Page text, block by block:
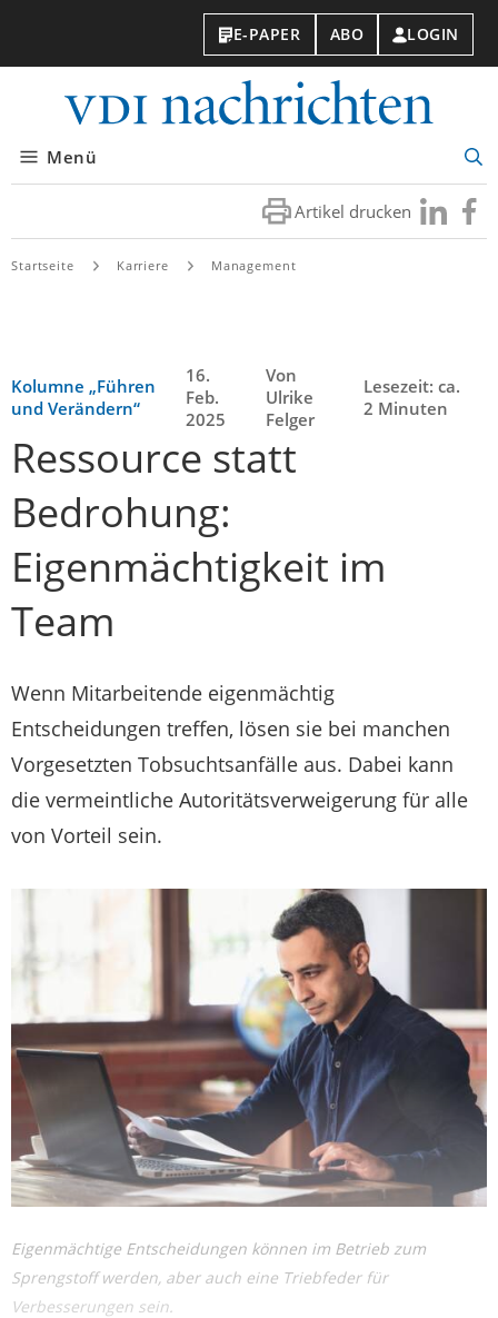
E-PAPER ABO LOGIN
Menü
Artikel drucken Besuchen
Sie
Sie
Startseite Karriere Management
Kolumne „Führen
und Verändern“
16.
Feb.
2025
Von
Ulrike
Felger
Lesezeit: ca.
2 Minuten
Ressource statt
Bedrohung:
Eigenmächtigkeit im
Team
Wenn Mitarbeitende eigenmächtig
Entscheidungen treffen, lösen sie bei manchen
Vorgesetzten Tobsuchtsanfälle aus. Dabei kann
die vermeintliche Autoritätsverweigerung für alle
von Vorteil sein.
Eigenmächtige Entscheidungen können im Betrieb zum
Sprengstoff werden, aber auch eine Triebfeder für
Verbesserungen sein.